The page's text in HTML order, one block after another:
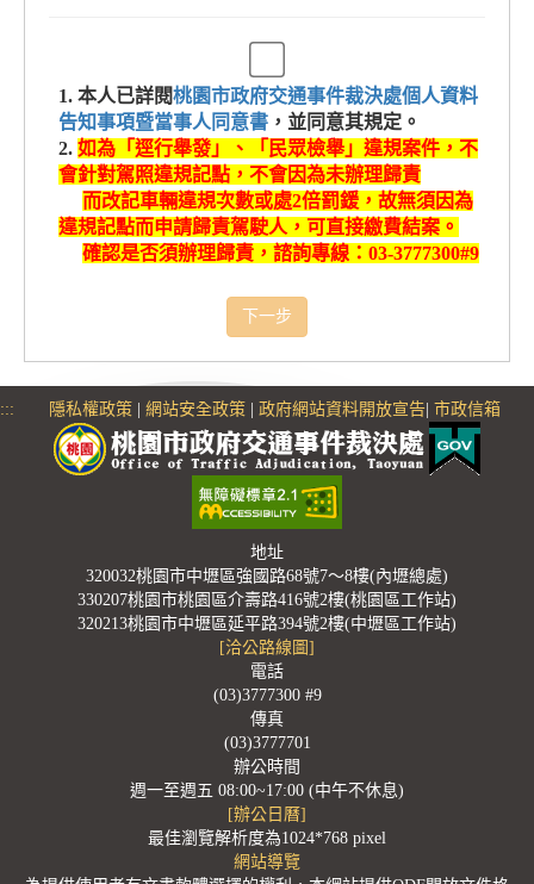
1. 本人已詳閱桃園市政府交通事件裁決處個人資料
告知事項暨當事人同意書 ，並同意其規定。
2. 如為「逕行舉發」、「民眾檢舉」違規案件，不
會針對駕照違規記點，不會因為未辦理歸責
而改記車輛違規次數或處2倍罰鍰，故無須因為
違規記點而申請歸責駕駛人，可直接繳費結案。
確認是否須辦理歸責，諮詢專線：03-3777300#9
::: 隱私權政策 網站安全政策 政府網站資料開放宣告| 市政信箱
地址
320032桃園市中壢區強國路68號7～8樓(內壢總處)
330207桃園市桃園區介壽路416號2樓(桃園區工作站)
320213桃園市中壢區延平路394號2樓(中壢區工作站)
[洽公路線圖]
電話
(03)3777300 #9
傳真
(03)3777701
辦公時間
週一至週五 08:00~17:00 (中午不休息)
[辦公日曆]
最佳瀏覽解析度為1024*768 pixel
網站導覽